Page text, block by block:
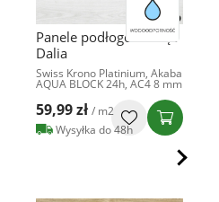
Panele podłogowe Dąb
Dalia
Swiss Krono Platinium, Akaba
AQUA BLOCK 24h, AC4 8 mm
59,99 zł / m2
Wysyłka do 48h